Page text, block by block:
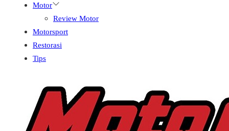
Motor
Review Motor
Motorsport
Restorasi
Tips